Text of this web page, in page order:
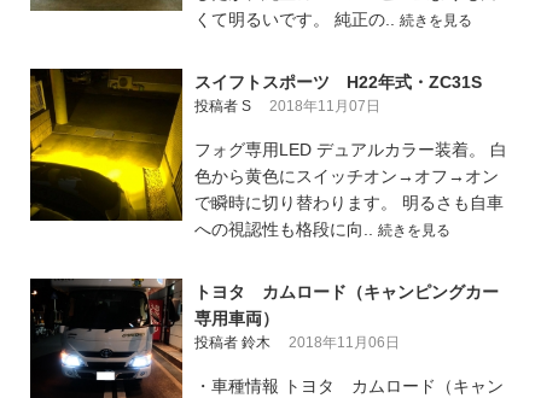
くて明るいです。 純正の.. 続きを見る
スイフトスポーツ H22年式・ZC31S
投稿者 S 2018年11月07日
フォグ専用LED デュアルカラー装着。 白
色から黄色にスイッチオン→オフ→オン
で瞬時に切り替わります。 明るさも自車
への視認性も格段に向.. 続きを見る
トヨタ カムロード（キャンピングカー
専用車両）
投稿者 鈴木 2018年11月06日
・車種情報 トヨタ カムロード（キャン